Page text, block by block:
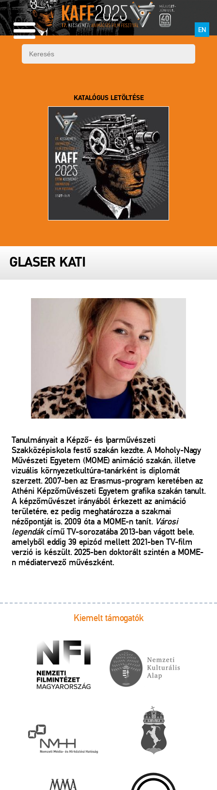
EN
KATALÓGUS LETÖLTÉSE
GLASER KATI
Tanulmányait a Képző- és Iparművészeti
Szakközépiskola festő szakán kezdte. A Moholy-Nagy
Művészeti Egyetem (MOME) animáció szakán, illetve
vizuális környezetkultúra-tanárként is diplomát
szerzett. 2007-ben az Erasmus-program keretében az
Athéni Képzőművészeti Egyetem grafika szakán tanult.
A képzőművészet irányából érkezett az animáció
területére, ez pedig meghatározza a szakmai
nézőpontját is. 2009 óta a MOME-n tanít. Városi
legendákcímű TV-sorozatába 2013-ban vágott bele,
amelyből eddig 39 epizód mellett 2021-ben TV-film
verzió is készült. 2025-ben doktorált szintén a MOME-
n médiatervező művészként.
Kiemelt támogatók